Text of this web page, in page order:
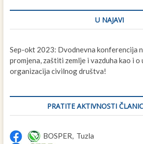
U NAJAVI
Sep-okt 2023: Dvodnevna konferencija
promjena, zaštiti zemlje i vazduha kao i o
organizacija civilnog društva!
PRATITE AKTIVNOSTI
BOSPER, Tuzla